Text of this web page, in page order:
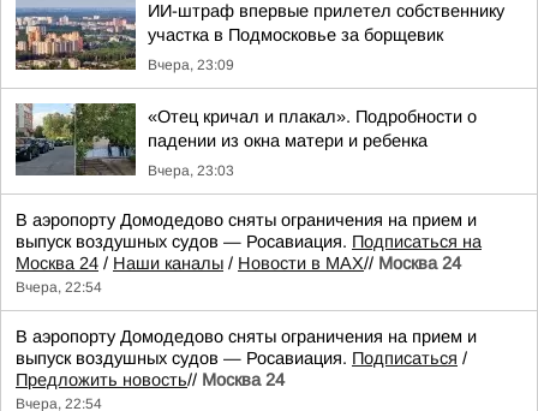
ИИ-штраф впервые прилетел собственнику
участка в Подмосковье за борщевик
Вчера, 23:09
«Отец кричал и плакал». Подробности о
падении из окна матери и ребенка
Вчера, 23:03
В аэропорту Домодедово сняты ограничения на прием и
выпуск воздушных судов — Росавиация. Подписаться на
Москва 24 / Наши каналы / Новости в MAX// Москва 24
Вчера, 22:54
В аэропорту Домодедово сняты ограничения на прием и
выпуск воздушных судов — Росавиация. Подписаться /
Предложить новость// Москва 24
Вчера, 22:54